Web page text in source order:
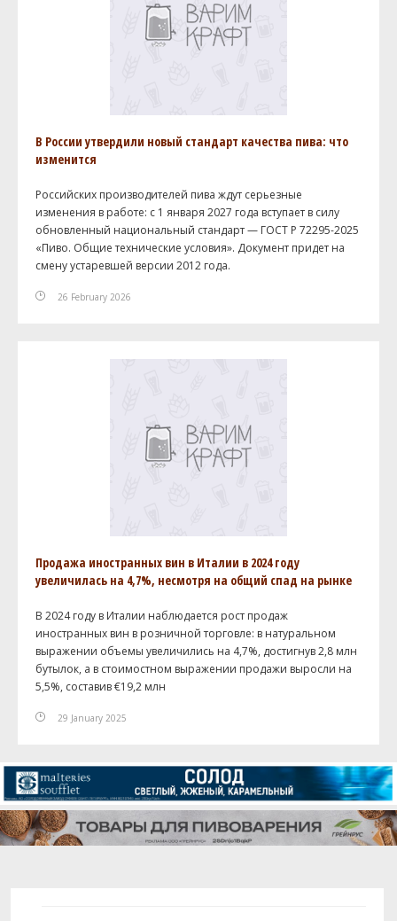
В России утвердили новый стандарт качества пива: что
изменится
Российских производителей пива ждут серьезные
изменения в работе: с 1 января 2027 года вступает в силу
обновленный национальный стандарт — ГОСТ Р 72295-2025
«Пиво. Общие технические условия». Документ придет на
смену устаревшей версии 2012 года.
26 February 2026
Продажа иностранных вин в Италии в 2024 году
увеличилась на 4,7%, несмотря на общий спад на рынке
В 2024 году в Италии наблюдается рост продаж
иностранных вин в розничной торговле: в натуральном
выражении объемы увеличились на 4,7%, достигнув 2,8 млн
бутылок, а в стоимостном выражении продажи выросли на
5,5%, составив €19,2 млн
29 January 2025